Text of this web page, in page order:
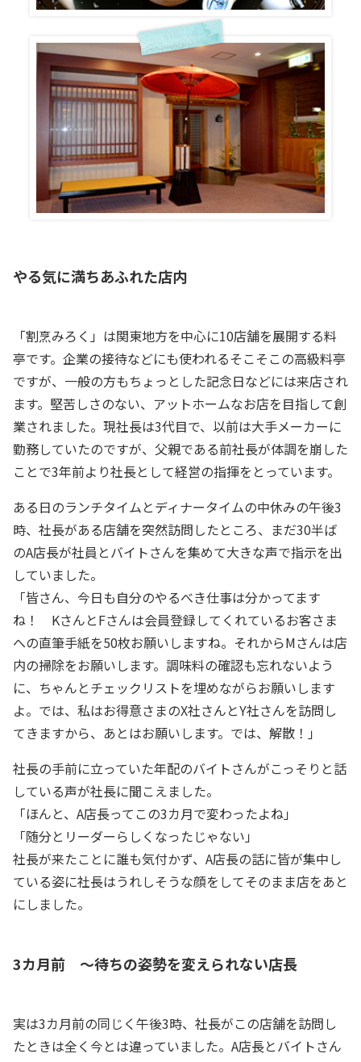
やる気に満ちあふれた店内
「割烹みろく」は関東地方を中心に10店舗を展開する料
亭です。企業の接待などにも使われるそこそこの高級料亭
ですが、一般の方もちょっとした記念日などには来店され
ます。堅苦しさのない、アットホームなお店を目指して創
業されました。現社長は3代目で、以前は大手メーカーに
勤務していたのですが、父親である前社長が体調を崩した
ことで3年前より社長として経営の指揮をとっています。
ある日のランチタイムとディナータイムの中休みの午後3
時、社長がある店舗を突然訪問したところ、まだ30半ば
のA店長が社員とバイトさんを集めて大きな声で指示を出
していました。
「皆さん、今日も自分のやるべき仕事は分かってます
ね！ KさんとFさんは会員登録してくれているお客さま
への直筆手紙を50枚お願いしますね。それからMさんは店
内の掃除をお願いします。調味料の確認も忘れないよう
に、ちゃんとチェックリストを埋めながらお願いします
よ。では、私はお得意さまのX社さんとY社さんを訪問し
てきますから、あとはお願いします。では、解散！」
社長の手前に立っていた年配のバイトさんがこっそりと話
している声が社長に聞こえました。
「ほんと、A店長ってこの3カ月で変わったよね」
「随分とリーダーらしくなったじゃない」
社長が来たことに誰も気付かず、A店長の話に皆が集中し
ている姿に社長はうれしそうな顔をしてそのまま店をあと
にしました。
3カ月前 ～待ちの姿勢を変えられない店長
実は3カ月前の同じく午後3時、社長がこの店舗を訪問し
たときは全く今とは違っていました。A店長とバイトさん